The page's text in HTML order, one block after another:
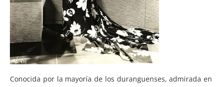
Conocida por la mayoría de los duranguenses, admirada en